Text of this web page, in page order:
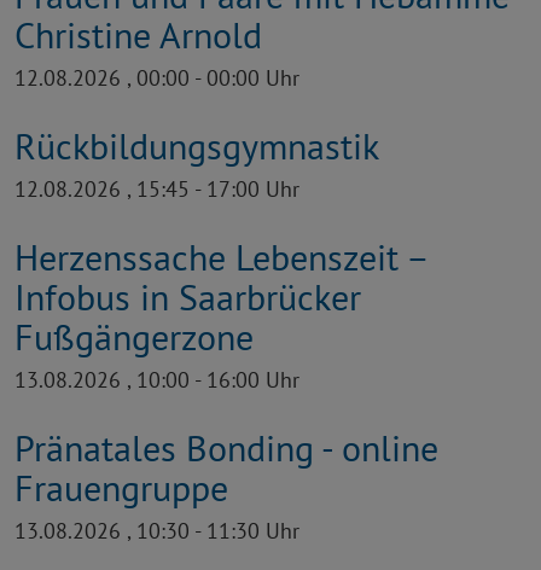
Christine Arnold
12.08.2026 , 00:00 - 00:00 Uhr
Rückbildungs­gymnastik
12.08.2026 , 15:45 - 17:00 Uhr
Herzenssache Lebenszeit –
Infobus in Saarbrücker
Fußgängerzone
13.08.2026 , 10:00 - 16:00 Uhr
Pränatales Bonding - online
Frauengruppe
13.08.2026 , 10:30 - 11:30 Uhr